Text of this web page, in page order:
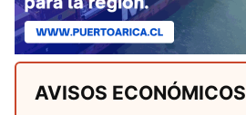
AVISOS ECONÓMICOS